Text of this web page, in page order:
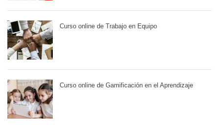
Curso online de Trabajo en Equipo
Curso online de Gamificación en el Aprendizaje